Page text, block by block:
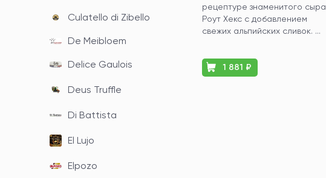
Culatello di Zibello
De Meibloem
Delice Gaulois
Deus Truffle
Di Battista
El Lujo
Elpozo
рецептуре знаменитого сыра
Роут Хекс с добавлением
свежих альпийских сливок. ...
1 881 ₽